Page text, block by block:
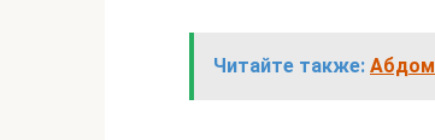
Читайте также: